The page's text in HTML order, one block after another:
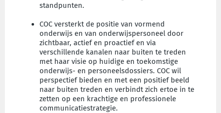
standpunten.
COC versterkt de positie van vormend
onderwijs en van onderwijspersoneel door
zichtbaar, actief en proactief en via
verschillende kanalen naar buiten te treden
met haar visie op huidige en toekomstige
onderwijs- en personeelsdossiers. COC wil
perspectief bieden en met een positief beeld
naar buiten treden en verbindt zich ertoe in te
zetten op een krachtige en professionele
communicatiestrategie.